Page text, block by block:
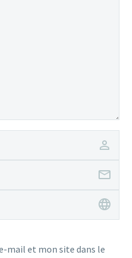
mail et mon site dans le